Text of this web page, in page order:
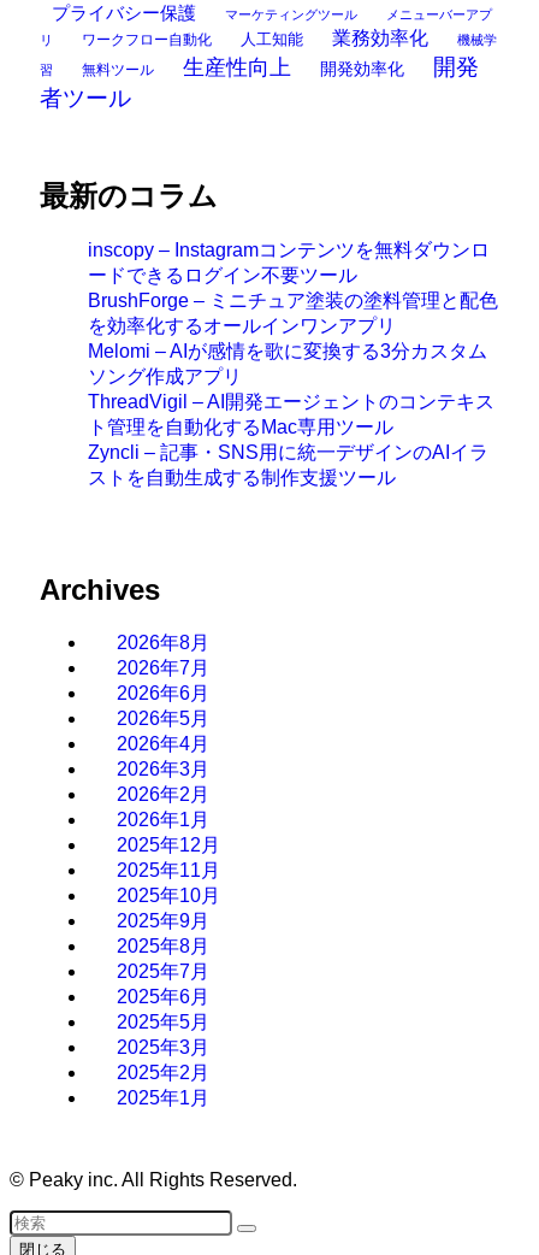
プライバシー保護 マーケティングツール
メニューバーアプ
リ
ワークフロー自動化 人工知能 業務効率化 機械学
習 無料ツール 生産性向上 開発効率化
開発
者ツール
最新のコラム
inscopy – Instagramコンテンツを無料ダウンロ
ードできるログイン不要ツール
BrushForge – ミニチュア塗装の塗料管理と配色
を効率化するオールインワンアプリ
Melomi – AIが感情を歌に変換する3分カスタム
ソング作成アプリ
ThreadVigil – AI開発エージェントのコンテキス
ト管理を自動化するMac専用ツール
Zyncli – 記事・SNS用に統一デザインのAIイラ
ストを自動生成する制作支援ツール
Archives
2026年8月
2026年7月
2026年6月
2026年5月
2026年4月
2026年3月
2026年2月
2026年1月
2025年12月
2025年11月
2025年10月
2025年9月
2025年8月
2025年7月
2025年6月
2025年5月
2025年3月
2025年2月
2025年1月
© Peaky inc. All Rights Reserved.
閉じる